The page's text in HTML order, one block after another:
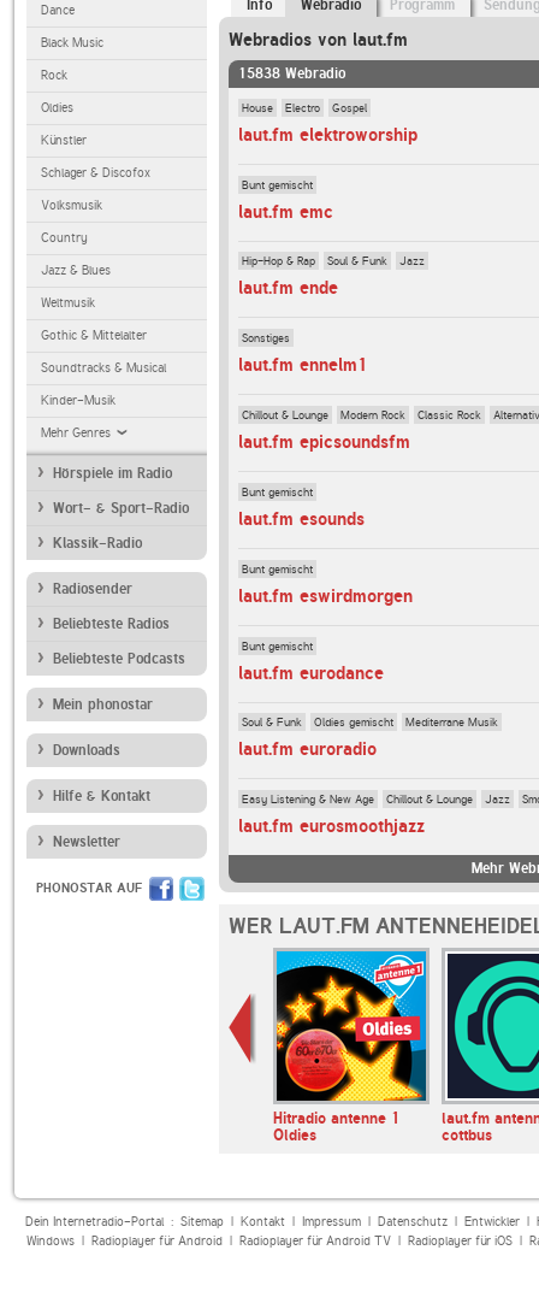
Dance
Black Music
Rock
Oldies
Künstler
Schlager & Discofox
Volksmusik
Country
Jazz & Blues
Weltmusik
Gothic & Mittelalter
Soundtracks & Musical
Kinder-Musik
Mehr Genres
Hörspiele im Radio
Wort- & Sport-Radio
Klassik-Radio
Radiosender
Beliebteste Radios
Beliebteste Podcasts
Mein phonostar
Downloads
Hilfe & Kontakt
Newsletter
PHONOSTAR AUF
Info Webradio Programm
Webradios von laut.fm
15838 Webradio
House Electro Gospel
laut.fm elektroworship
Bunt gemischt
laut.fm emc
Hip-Hop & Rap Soul & Funk Jazz
laut.fm ende
Sonstiges
laut.fm ennelm1
Chillout & Lounge Modern Rock Classic Rock
laut.fm epicsoundsfm
Bunt gemischt
laut.fm esounds
Bunt gemischt
laut.fm eswirdmorgen
Bunt gemischt
laut.fm eurodance
Soul & Funk Oldies gemischt Mediterrane Musik
laut.fm euroradio
Easy Listening & New Age Chillout & Lounge Jazz
laut.fm eurosmoothjazz
Mehr
WER LAUT.FM
Hitradio antenne 1
Oldies
laut.fm
cottbus
Dein Internetradio-Portal : Sitemap| Kontakt| Impressum| Datenschutz| Entwickler|
Windows| Radioplayer für Android| Radioplayer für Android TV| Radioplayer für iOS|